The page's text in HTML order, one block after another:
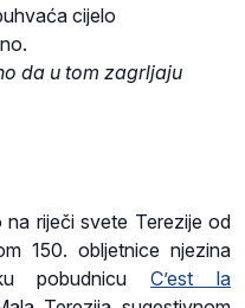
cijelo
da u tom zagrljaju
riječi svete Terezije od
150. obljetnice njezina
pobudnicuC’est la